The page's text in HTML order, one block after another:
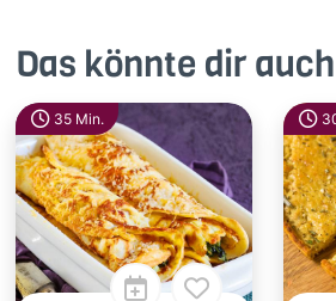
Das könnte dir
35 Min.